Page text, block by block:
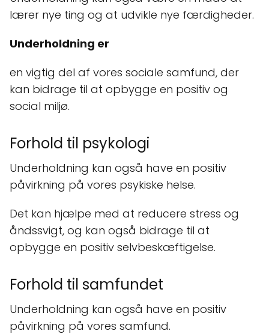
lærer nye ting og at udvikle nye færdigheder.
Underholdning er
en vigtig del af vores sociale samfund, der
kan bidrage til at opbygge en positiv og
social miljø.
Forhold til psykologi
Underholdning kan også have en positiv
påvirkning på vores psykiske helse.
Det kan hjælpe med at reducere stress og
åndssvigt, og kan også bidrage til at
opbygge en positiv selvbeskæftigelse.
Forhold til samfundet
Underholdning kan også have en positiv
påvirkning på vores samfund.